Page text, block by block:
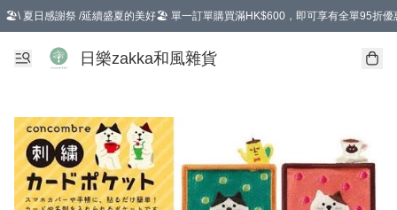
🏖️\ 夏日感謝祭 /延續盛夏的美好🏖️ 單一訂單購買滿HK$600，即可享有全單95折優
選擇GoGoX住宅/工商地址配送，單一訂單消費購物滿HK$680(折扣後），可享有
日樂zakka和風雜貨